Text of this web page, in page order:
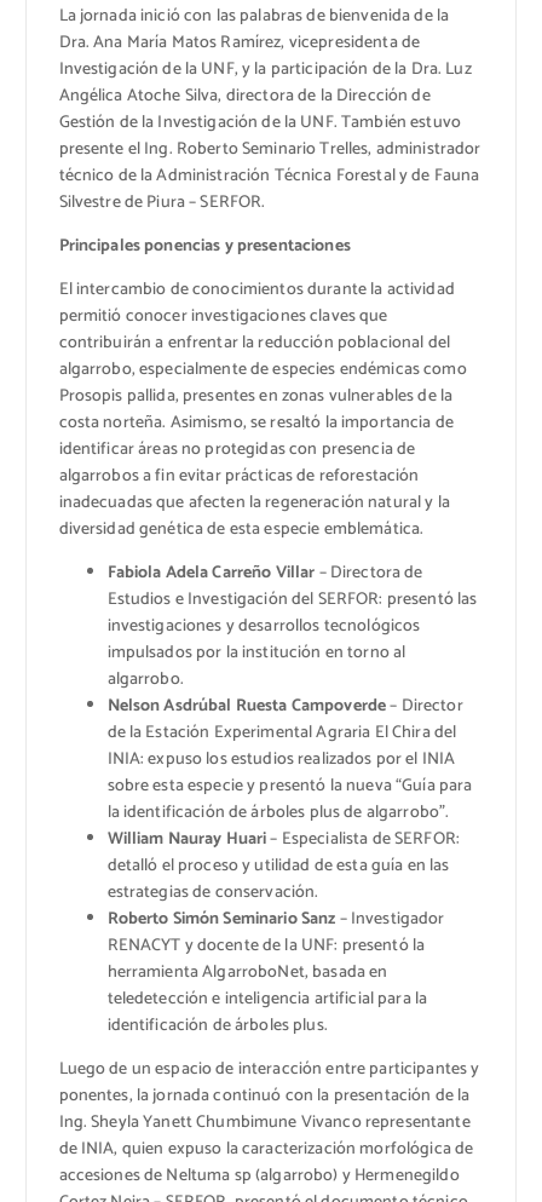
La jornada inició con las palabras de bienvenida de la
Dra. Ana María Matos Ramírez, vicepresidenta de
Investigación de la UNF, y la participación de la Dra. Luz
Angélica Atoche Silva, directora de la Dirección de
Gestión de la Investigación de la UNF. También estuvo
presente el Ing. Roberto Seminario Trelles, administrador
técnico de la Administración Técnica Forestal y de Fauna
Silvestre de Piura – SERFOR.
Principales ponencias y presentaciones
El intercambio de conocimientos durante la actividad
permitió conocer investigaciones claves que
contribuirán a enfrentar la reducción poblacional del
algarrobo, especialmente de especies endémicas como
Prosopis pallida, presentes en zonas vulnerables de la
costa norteña. Asimismo, se resaltó la importancia de
identificar áreas no protegidas con presencia de
algarrobos a fin evitar prácticas de reforestación
inadecuadas que afecten la regeneración natural y la
diversidad genética de esta especie emblemática.
Fabiola Adela Carreño Villar– Directora de
Estudios e Investigación del SERFOR: presentó las
investigaciones y desarrollos tecnológicos
impulsados por la institución en torno al
algarrobo.
Nelson Asdrúbal Ruesta Campoverde– Director
de la Estación Experimental Agraria El Chira del
INIA: expuso los estudios realizados por el INIA
sobre esta especie y presentó la nueva “Guía para
la identificación de árboles plus de algarrobo”.
William Nauray Huari– Especialista de SERFOR:
detalló el proceso y utilidad de esta guía en las
estrategias de conservación.
Roberto Simón Seminario Sanz– Investigador
RENACYT y docente de la UNF: presentó la
herramienta AlgarroboNet, basada en
teledetección e inteligencia artificial para la
identificación de árboles plus.
Luego de un espacio de interacción entre participantes y
ponentes, la jornada continuó con la presentación de la
Ing. Sheyla Yanett Chumbimune Vivanco representante
de INIA, quien expuso la caracterización morfológica de
accesiones de Neltuma sp (algarrobo) y Hermenegildo